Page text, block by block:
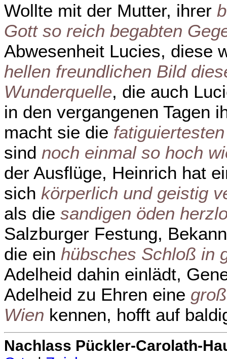
Wollte mit der Mutter, ihrer
Gott so reich begabten
Abwesenheit Lucies, diese
hellen freundlichen Bild
Wunderquelle, die auch
in den vergangenen Tagen
macht sie die
sind noch einmal so hoch
der Ausflüge, Heinrich hat
sich körperlich und geistig
als die sandigen öden
Salzburger Festung,
die ein hübsches Schloß in
Adelheid dahin einlädt,
Adelheid zu Ehren eine
Wien kennen, hofft auf
Nachlass Pückler-Carolath-